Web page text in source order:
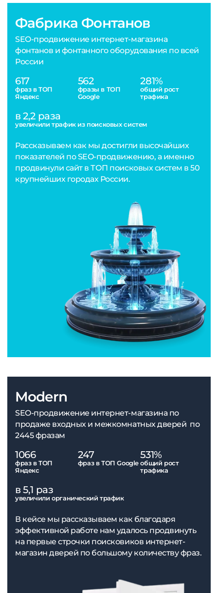
Фабрика Фонтанов
SEO-продвижение интернет-магазина
фонтанов и фонтанного оборудования по всей
России
617
фраз в ТОП
Яндекс
562
фразы в ТОП
Google
281%
общий рост
трафика
в 2,2 раза
увеличили трафик из поисковых систем
Рассказываем как мы достигли высочайших
показателей по SEO-продвижению, а именно
продвинули сайт в ТОП поисковых систем в 50
крупнейших городах России.
Modern
SEO-продвижение интернет-магазина по
продаже входных и межкомнатных дверей по
2445 фразам
1066
фраз в ТОП
Яндекс
247
фраз в ТОП Google
531%
общий рост
трафика
в 5,1 раз
увеличили органический трафик
В кейсе мы рассказываем как благодаря
эффективной работе нам удалось продвинуть
на первые строчки поисковиков интернет-
магазин дверей по большому количеству фраз.